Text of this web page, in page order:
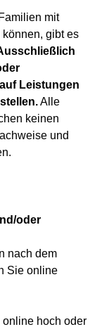
mit
gibt es
Leistungen
Alle
keinen
und
oder
nach dem
Sie online
hoch oder